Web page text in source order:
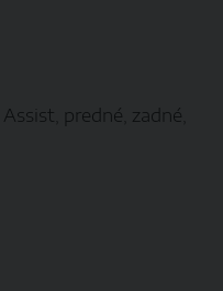
predné, zadné,